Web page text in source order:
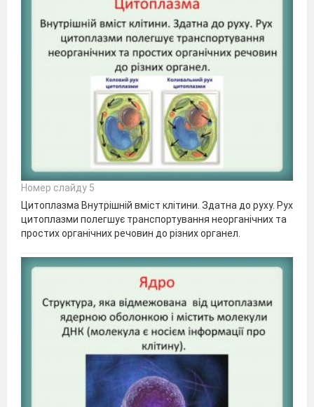
Номер слайду 5
Цитоплазма Внутрішній вміст клітини. Здатна до руху. Рух
цитоплазми полегшує транспортування неорганічних та
простих органічних речовин до різних органел.